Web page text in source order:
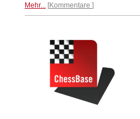
Mehr... Kommentare